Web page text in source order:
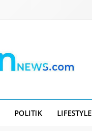
POLITIK LIFESTYLE